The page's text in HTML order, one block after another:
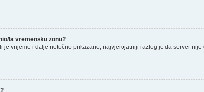
la vremensku zonu?
je vrijeme i dalje netočno prikazano, najvjerojatniji razlog je da server